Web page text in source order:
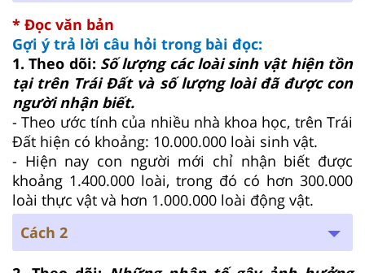
* Đọc văn bản
Gợi ý trả lời câu hỏi trong bài đọc:
1. Theo dõi: Số lượng các loài sinh vật hiện tồn
tại trên Trái Đất và số lượng loài đã được con
người nhận biết.
- Theo ước tính của nhiều nhà khoa học, trên Trái
Đất hiện có khoảng: 10.000.000 loài sinh vật.
- Hiện nay con người mới chỉ nhận biết được
khoảng 1.400.000 loài, trong đó có hơn 300.000
loài thực vật và hơn 1.000.000 loài động vật.
Cách 2